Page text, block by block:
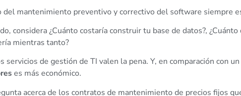
del mantenimiento preventivo y correctivo del software siempre
considera ¿Cuánto costaría construir tu base de datos?,
mientras tanto?
servicios de gestión de TI valen la pena. Y, en comparación con
es más económico.
acerca de los contratos de mantenimiento de precios fijos